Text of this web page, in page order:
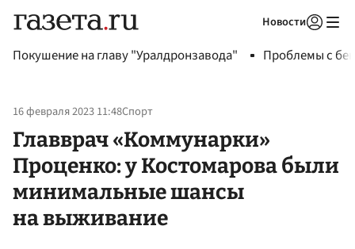
Новости
Покушение на главу "Уралдронзавода" Проблемы с
16 февраля 2023 11:48Спорт
Главврач «Коммунарки»
Проценко: у Костомарова были
минимальные шансы
на выживание